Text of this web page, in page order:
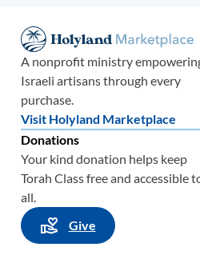
жить
это.
в
и
их в
мы
в
A nonprofit ministry
Israeli artisans through every
purchase.
Visit Holyland Marketplace
Donations
Your kind donation helps keep
Torah Class free and accessible
all.
Give